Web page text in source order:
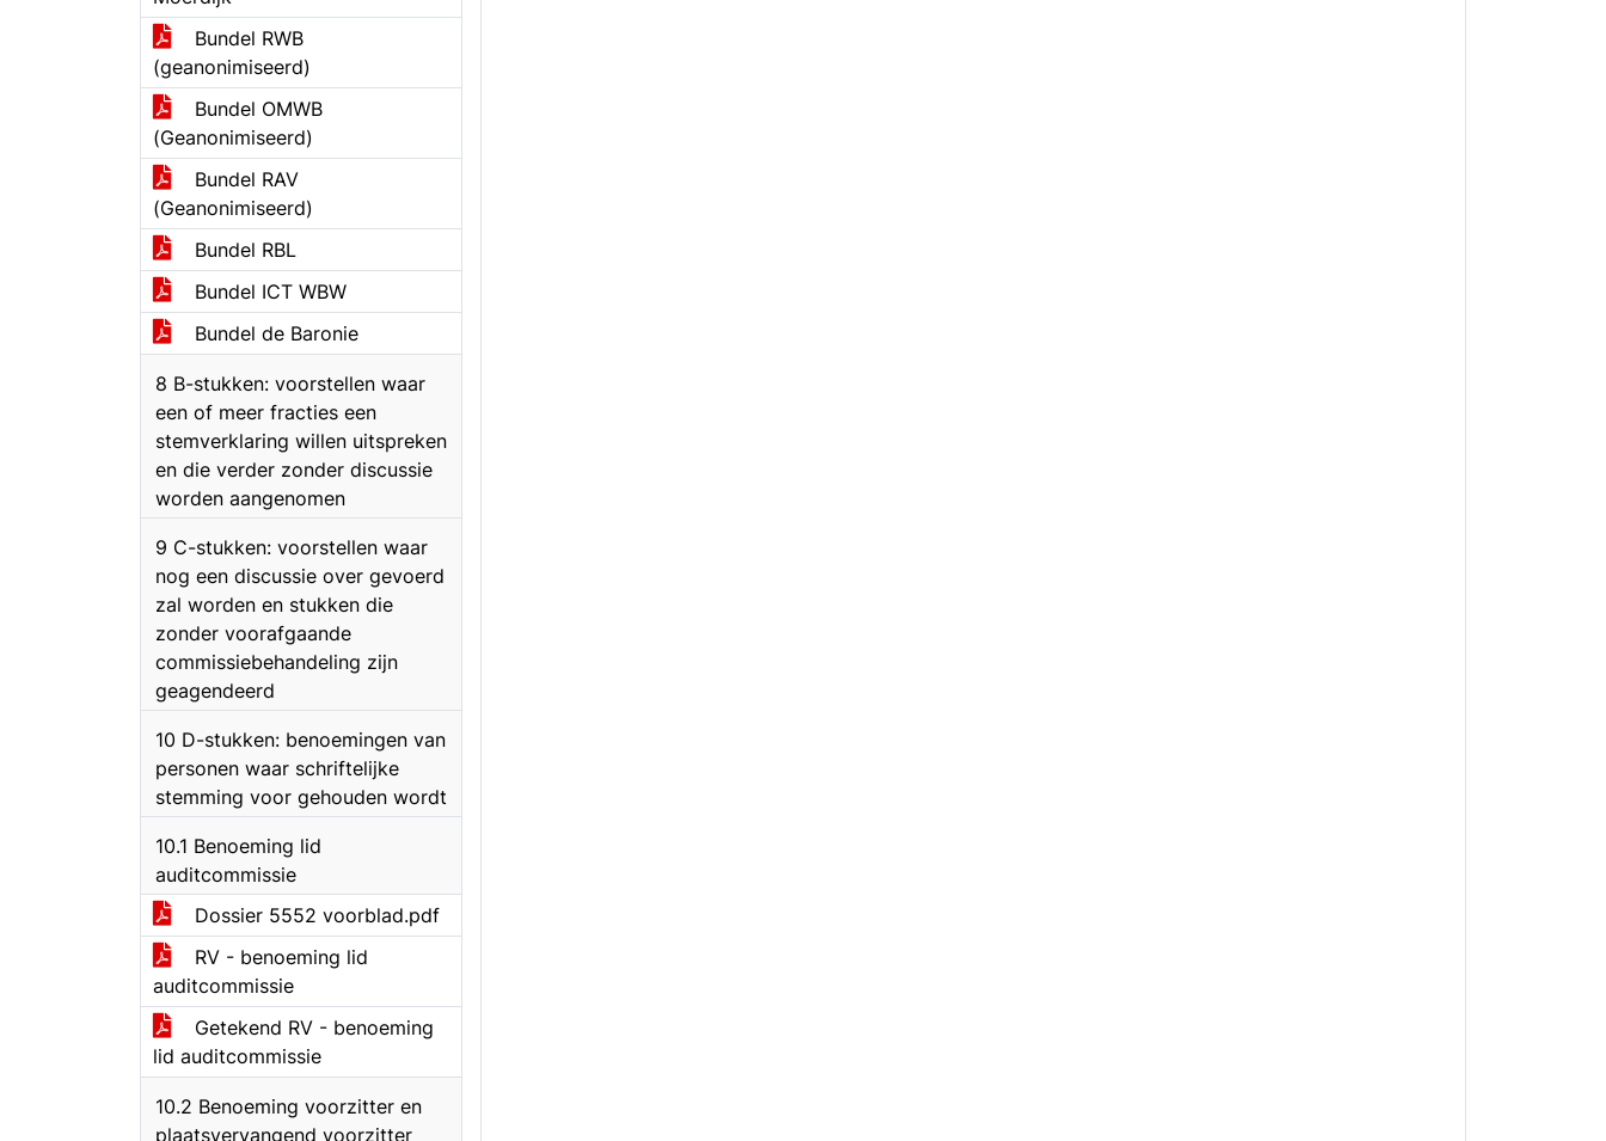
Bundel RWB
(geanonimiseerd)
Bundel OMWB
(Geanonimiseerd)
Bundel RAV
(Geanonimiseerd)
Bundel RBL
Bundel ICT WBW
Bundel de Baronie
8 B-stukken: voorstellen waar
een of meer fracties een
stemverklaring willen uitspreken
en die verder zonder discussie
worden aangenomen
9 C-stukken: voorstellen waar
nog een discussie over gevoerd
zal worden en stukken die
zonder voorafgaande
commissiebehandeling zijn
geagendeerd
10 D-stukken: benoemingen van
personen waar schriftelijke
stemming voor gehouden wordt
10.1 Benoeming lid
auditcommissie
Dossier 5552 voorblad.pdf
RV - benoeming lid
auditcommissie
Getekend RV - benoeming
lid auditcommissie
10.2 Benoeming voorzitter en
plaatsvervangend voorzitter